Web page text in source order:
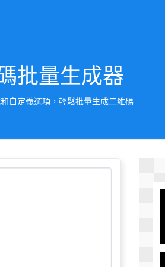
批量生成器
自定義選項，輕鬆批量生成二維碼